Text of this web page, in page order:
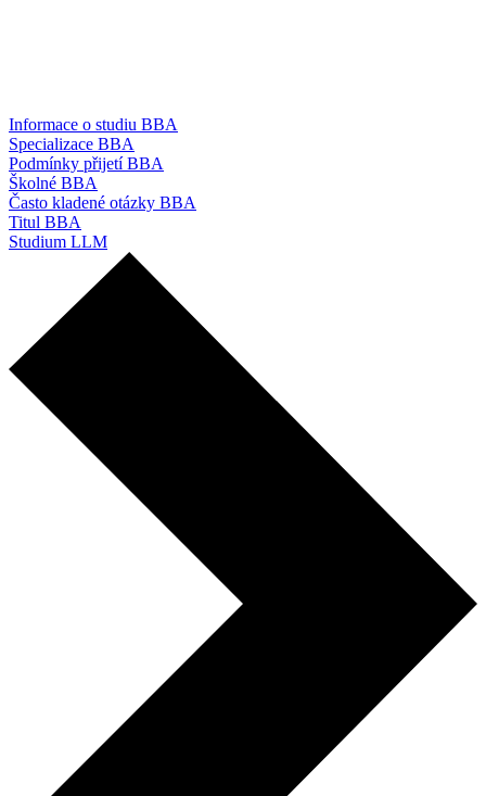
Informace o studiu BBA
Specializace BBA
Podmínky přijetí BBA
Školné BBA
Často kladené otázky BBA
Titul BBA
Studium LLM